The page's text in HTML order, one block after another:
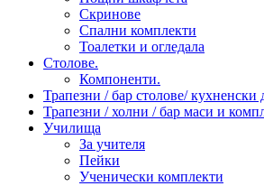
Скринове
Спални комплекти
Тоалетки и огледала
Столове.
Компоненти.
Трапезни / бар столове/ кухненски
Трапезни / холни / бар маси и
Училища
За учителя
Пейки
Ученически комплекти